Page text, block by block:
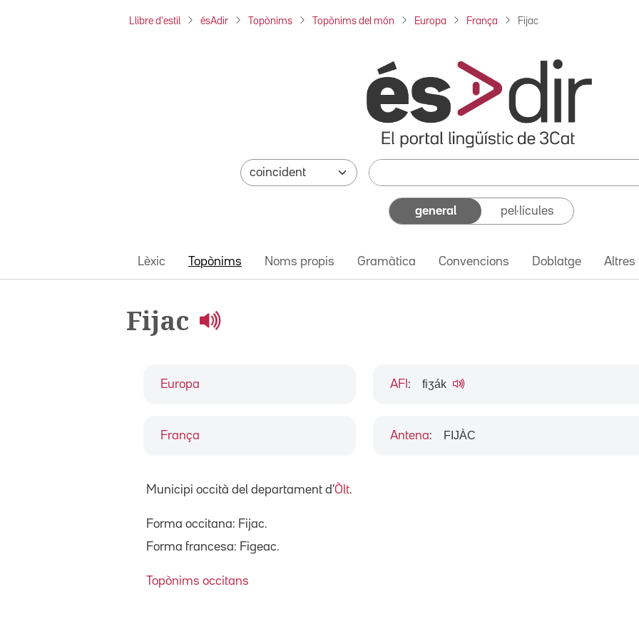
Llibre d'estil ésAdir Topònims Topònims del món Europa França Fijac
general pel·lícules
Lèxic Topònims Noms propis Gramàtica Convencions Doblatge Altres
Fijac
Europa
França
AFI : fiʒák
Antena: FIJÀC
Municipi occità del departament d'Òlt.
Forma occitana: Fijac.
Forma francesa: Figeac.
Topònims occitans